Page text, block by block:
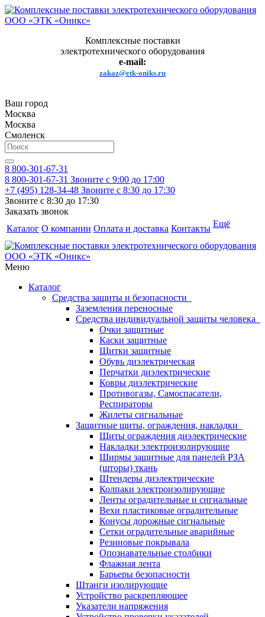
Комплексные поставки
электротехнического оборудования
e-mail:
zakaz@etk-oniks.ru
Ваш город
Москва
Москва
Смоленск
8 800-301-67-31
8 800-301-67-31 Звоните с 9:00 до 17:00
+7 (495) 128-34-48 Звоните с 8:30 до 17:30
Звоните с 8:30 до 17:30
Заказать звонок
Каталог О компании Оплата и доставка Контакты Ещё
Меню
Каталог
Средства защиты и безопасности
Заземления переносные
Средства индивидуальной защиты человека
Очки защитные
Каски защитные
Щитки защитные
Обувь диэлектрическая
Перчатки диэлектрические
Ковры диэлектрические
Противогазы, Самоспасатели,
Респираторы
Жилеты сигнальные
Защитные щиты, ограждения, накладки
Щиты ограждения диэлектрические
Накладки электроизолирующие
Ширмы защитные для панелей РЗА
(шторы) ткань
Штендеры диэлектрические
Колпаки электроизолирующие
Ленты оградительные и сигнальные
Вехи пластиковые оградительные
Конусы дорожные сигнальные
Сетки оградительные аварийные
Резиновые покрывала
Опознавательные столбики
Флажная лента
Барьеры безопасности
Штанги изолирующие
Устройство раскрепляющее
Указатели напряжения